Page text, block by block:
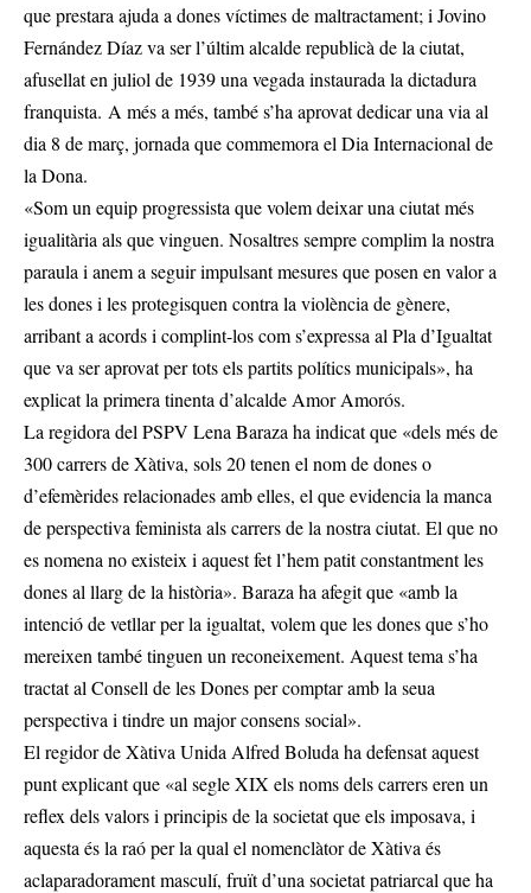
que prestara ajuda a dones víctimes de maltractament; i Jovino
Fernández Díaz va ser l’últim alcalde republicà de la ciutat,
afusellat en juliol de 1939 una vegada instaurada la dictadura
franquista. A més a més, també s’ha aprovat dedicar una via al
dia 8 de març, jornada que commemora el Dia Internacional de
la Dona.
«Som un equip progressista que volem deixar una ciutat més
igualitària als que vinguen. Nosaltres sempre complim la nostra
paraula i anem a seguir impulsant mesures que posen en valor a
les dones i les protegisquen contra la violència de gènere,
arribant a acords i complint-los com s’expressa al Pla d’Igualtat
que va ser aprovat per tots els partits polítics municipals», ha
explicat la primera tinenta d’alcalde Amor Amorós.
La regidora del PSPV Lena Baraza ha indicat que «dels més de
300 carrers de Xàtiva, sols 20 tenen el nom de dones o
d’efemèrides relacionades amb elles, el que evidencia la manca
de perspectiva feminista als carrers de la nostra ciutat. El que no
es nomena no existeix i aquest fet l’hem patit constantment les
dones al llarg de la història». Baraza ha afegit que «amb la
intenció de vetllar per la igualtat, volem que les dones que s’ho
mereixen també tinguen un reconeixement. Aquest tema s’ha
tractat al Consell de les Dones per comptar amb la seua
perspectiva i tindre un major consens social».
El regidor de Xàtiva Unida Alfred Boluda ha defensat aquest
punt explicant que «al segle XIX els noms dels carrers eren un
reflex dels valors i principis de la societat que els imposava, i
aquesta és la raó per la qual el nomenclàtor de Xàtiva és
aclaparadorament masculí, fruït d’una societat patriarcal que ha